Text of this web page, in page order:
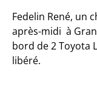
Fedelin René, un
après-midi à
bord de 2 Toyota
libéré.